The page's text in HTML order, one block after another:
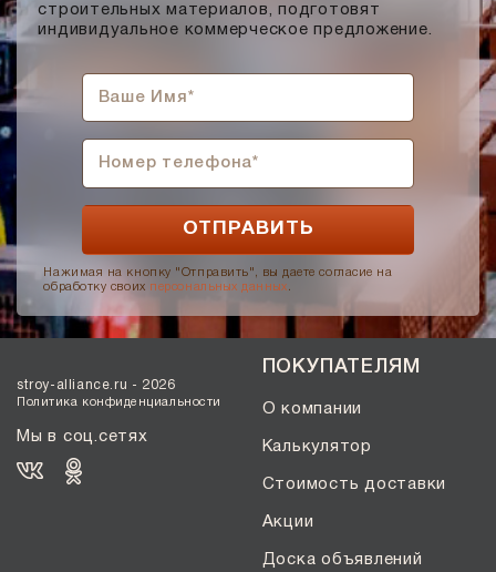
строительных материалов, подготовят
индивидуальное коммерческое предложение.
Нажимая на кнопку "Отправить", вы даете согласие на
обработку своих персональных данных
stroy-alliance.ru - 2026
Политика конфиденциальности
Мы в соц.сетях
ПОКУПАТЕЛЯМ
О компании
Калькулятор
Стоимость доставки
Акции
Доска объявлений